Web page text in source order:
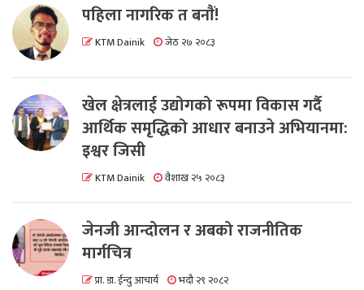
पहिला नागरिक त बनाैं!
KTM Dainik जेठ २७ २०८३
खेल क्षेत्रलाई उद्योगको रूपमा विकास गर्दै
आर्थिक समृद्धिको आधार बनाउने अभियानमा:
इश्वर जिसी
KTM Dainik वैशाख २५ २०८३
जेनजी आन्दोलन र अबको राजनीतिक
मार्गचित्र
प्रा. डा. ईन्दु आचार्य भदौ २९ २०८२